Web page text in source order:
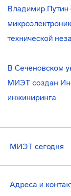
Владимир Путин
технической
В Сеченовском
МИЭТ создан
инжиниринга
МИЭТ сегодня
Адреса и